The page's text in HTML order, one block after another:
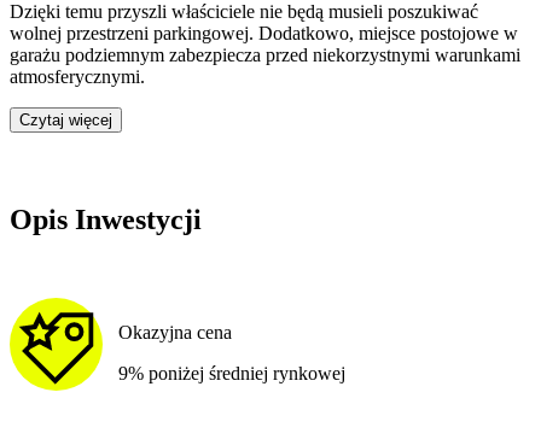
Dzięki temu przyszli właściciele nie będą musieli poszukiwać
wolnej przestrzeni parkingowej. Dodatkowo, miejsce postojowe w
garażu podziemnym zabezpiecza przed niekorzystnymi warunkami
atmosferycznymi.
Czytaj więcej
Opis Inwestycji
Okazyjna cena
9% poniżej średniej rynkowej